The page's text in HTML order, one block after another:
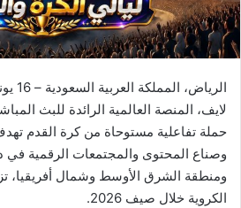
لايف، المنصة العالمية الرائدة للبث
حملة تفاعلية مستوحاة من كرة القدم
وصناع المحتوى والمجتمعات الرقمية في
ومنطقة الشرق الأوسط وشمال أفريقيا،
الكروية خلال صيف 2026.